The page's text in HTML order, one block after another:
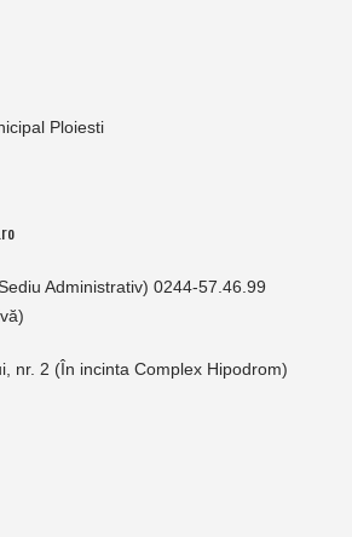
Ploiesti
Administrativ) 0244-57.46.99
nr. 2 (În incinta Complex Hipodrom)